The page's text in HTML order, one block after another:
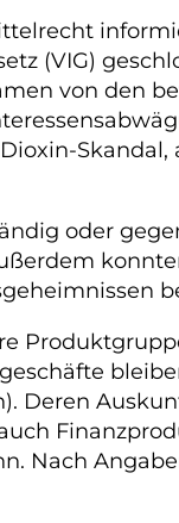
(VIG)
von den
Skandal,
oder
Deren
Nach